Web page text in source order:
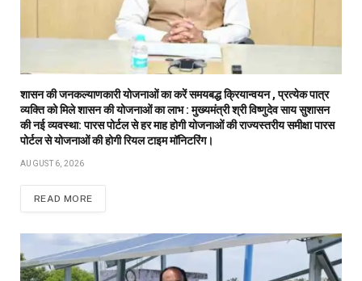
शासन की जनकल्याणकारी योजनाओं का करें समयबद्ध क्रियान्वयन , प्रत्येक पात्र
व्यक्ति को मिले शासन की योजनाओं का लाभ : मुख्यमंत्री श्री विष्णुदेव साय सुशासन
की नई व्यवस्था: पारस पोर्टल से हर माह होगी योजनाओं की राज्यस्तरीय समीक्षा पारस
पोर्टल से योजनाओं की होगी रियल टाइम मॉनिटरिंग।
AUGUST 6, 2026
READ MORE